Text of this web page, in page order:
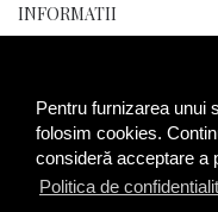
Pentru furnizarea unui
folosim cookies.
consideră acceptare a
Politica de
INFORMATII
RECENT ADAUGATE
SUNTEM SI PE